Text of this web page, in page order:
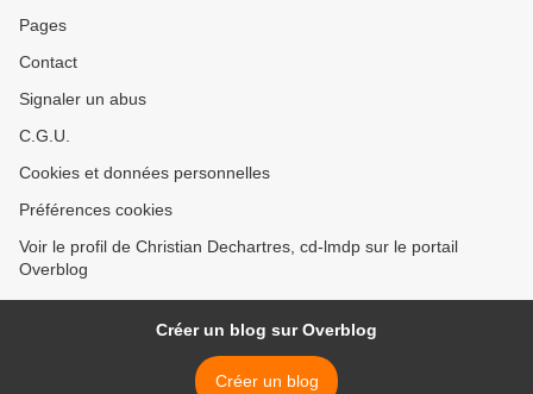
Pages
Contact
Signaler un abus
C.G.U.
Cookies et données personnelles
Préférences cookies
Voir le profil de Christian Dechartres, cd-lmdp sur le portail
Overblog
Créer un blog sur Overblog
Créer un blog